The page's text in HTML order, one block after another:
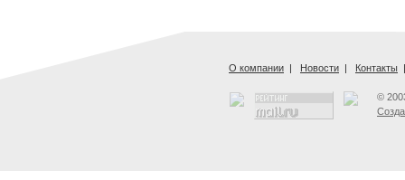
О компании | Новости | Контакты |
©